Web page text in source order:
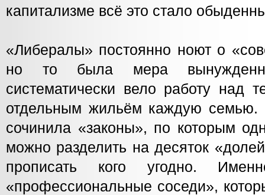
капитализме всё это стало
«Либералы» постоянно ноют о
но то была мера
систематически вело работу над
отдельным жильём каждую
сочинила «законы», по которым
можно разделить на десяток
прописать кого угодно.
«профессиональные соседи»,